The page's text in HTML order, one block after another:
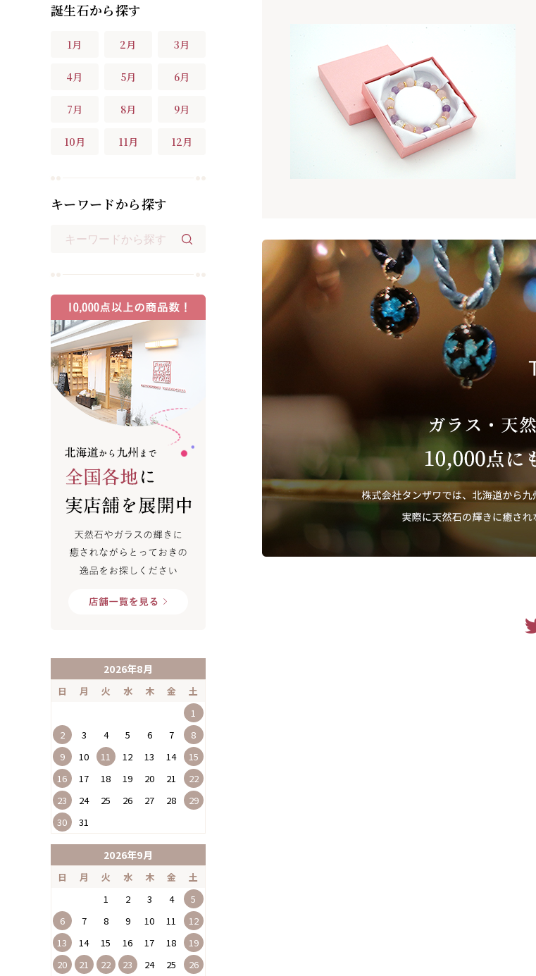
誕生石から探す
1月 2月 3月
4月 5月 6月
7月 8月 9月
10月 11月 12月
キーワードから探す
2026年8月
日 月 火 水 木 金
土
1
2
3 4 5 6 7
8
9
10 11 12 13 14
15
16
17 18 19 20 21
22
23
24 25 26 27 28
29
30
31
2026年9月
日 月 火 水 木 金
土
1
2 3 4
5
6
7 8 9 10 11
12
13
14 15 16 17 18
19
20
21 22 23 24 25 26